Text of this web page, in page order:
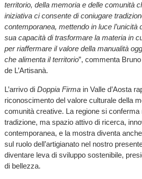
territorio, della memoria e delle comunità
iniziativa ci consente di coniugare
contemporanea, mettendo in luce l’unicità
sua capacità di trasformare la materia in
per riaffermare il valore della manualità
che alimenta il territorio”, commenta
de L’Artisanà.
L’arrivo di Doppia Firmain Valle d’Aosta
riconoscimento del valore culturale della
comunità creative. La regione si conferma
tradizione, ma spazio attivo di ricerca,
contemporanea, e la mostra diventa
sul ruolo dell’artigianato nel nostro
diventare leva di sviluppo sostenibile,
di bellezza.